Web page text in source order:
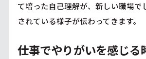
て培った自己理解が、新しい職場で
されている様子が伝わってきます。
仕事でやりがいを感じる